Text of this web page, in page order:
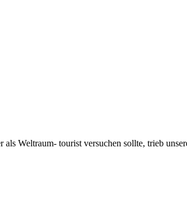
Weltraum- tourist versuchen sollte, trieb